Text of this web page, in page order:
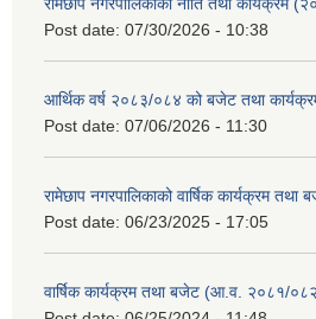
रामेछाप नगरपालिकाको नीति तथा कार्यक्रम
Post date: 07/30/2026 - 10:38
आर्थिक वर्ष २०८३/०८४ को बजेट तथा
Post date: 07/06/2026 - 11:30
रामेछाप नगरपालिकाको वार्षिक कार्यक्रम
Post date: 06/23/2025 - 17:05
वार्षिक कार्यक्रम तथा बजेट (आ.व. २०८१/